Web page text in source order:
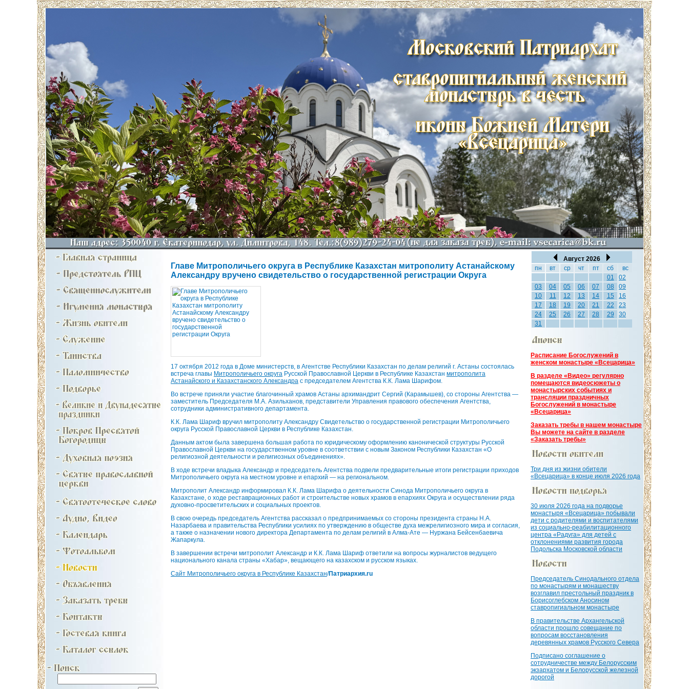
Главе Митрополичьего округа в Республике Казахстан митрополиту Астанайскому
Александру вручено свидетельство о государственной регистрации Округа
17 октября 2012 года в Доме министерств, в Агентстве Республики Казахстан по делам религий г. Астаны состоялась
встреча главы Митрополичьего округа Русской Православной Церкви в Республике Казахстан митрополита
Астанайского и Казахстанского Александра с председателем Агентства К.К. Лама Шарифом.
Во встрече приняли участие благочинный храмов Астаны архимандрит Сергий (Карамышев), со стороны Агентства —
заместитель Председателя М.А. Азильханов, представители Управления правового обеспечения Агентства,
сотрудники административного департамента.
К.К. Лама Шариф вручил митрополиту Александру Свидетельство о государственной регистрации Митрополичьего
округа Русской Православной Церкви в Республике Казахстан.
Данным актом была завершена большая работа по юридическому оформлению канонической структуры Русской
Православной Церкви на государственном уровне в соответствии с новым Законом Республики Казахстан «О
религиозной деятельности и религиозных объединениях».
В ходе встречи владыка Александр и председатель Агентства подвели предварительные итоги регистрации приходов
Митрополичьего округа на местном уровне и епархий — на региональном.
Митрополит Александр информировал К.К. Лама Шарифа о деятельности Синода Митрополичьего округа в
Казахстане, о ходе реставрационных работ и строительстве новых храмов в епархиях Округа и осуществлении ряда
духовно-просветительских и социальных проектов.
В свою очередь председатель Агентства рассказал о предпринимаемых со стороны президента страны Н.А.
Назарбаева и правительства Республики усилиях по утверждению в обществе духа межрелигиозного мира и согласия,
а также о назначении нового директора Департамента по делам религий в Алма-Ате — Нуржана Бейсенбаевича
Жапаркула.
В завершении встречи митрополит Александр и К.К. Лама Шариф ответили на вопросы журналистов ведущего
национального канала страны «Хабар», вещающего на казахском и русском языках.
Сайт Митрополичьего округа в Республике Казахстан/Патриархия.ru
Август 2026
пн
вт ср чт пт сб
вс
01
02
03
04 05 06 07 08
09
10
11 12 13 14 15
16
17
18 19 20 21 22
23
24
25 26 27 28 29
30
31
Расписание Богослужений в
женском монастыре «Всецарица»
В разделе «Видео» регулярно
помещаются видеосюжеты о
монастырских событиях и
трансляции праздничных
Богослужений в монастыре
«Всецарица»
Заказать требы в нашем монастыре
Вы можете на сайте в разделе
«Заказать требы»
Три дня из жизни обители
«Всецарица» в конце июля 2026 года
30 июля 2026 года на подворье
монастыря «Всецарица» побывали
дети с родителями и воспитателями
из социально-реабилитационного
центра «Радуга» для детей с
отклонениями развития города
Подольска Московской области
Председатель Синодального отдела
по монастырям и монашеству
возглавил престольный праздник в
Борисоглебском Аносином
ставропигиальном монастыре
В правительстве Архангельской
области прошло совещание по
вопросам восстановления
деревянных храмов Русского Севера
Подписано соглашение о
сотрудничестве между Белорусским
экзархатом и Белорусской железной
дорогой